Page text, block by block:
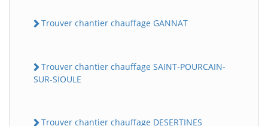
Trouver chantier chauffage GANNAT
Trouver chantier chauffage SAINT-POURCAIN-
SUR-SIOULE
Trouver chantier chauffage DESERTINES